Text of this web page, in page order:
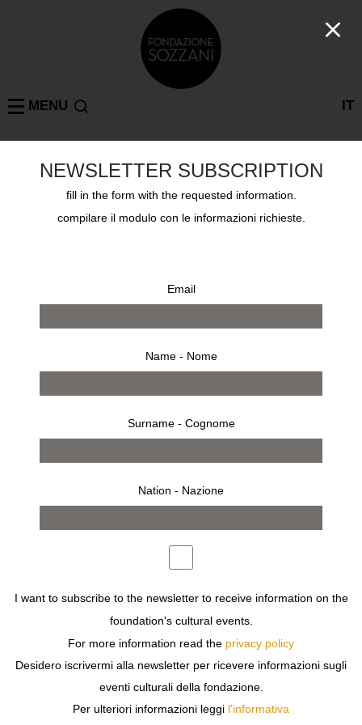
IT
MENU
ALEX PRAGER
MILAN
SILVER LAKE DRIVE
NEWSLETTER SUBSCRIPTION
fill in the form with the requested information.
compilare il modulo con le informazioni richieste.
Email
Name - Nome
Surname - Cognome
Nation - Nazione
I want to subscribe to the newsletter to receive information on the
foundation's cultural events.
For more information read the privacy policy
Desidero iscrivermi alla newsletter per ricevere informazioni sugli
eventi culturali della fondazione.
Per ulteriori informazioni leggi l'informativa